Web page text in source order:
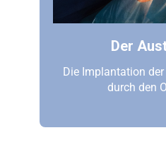
Der
Die Implantation
durch den